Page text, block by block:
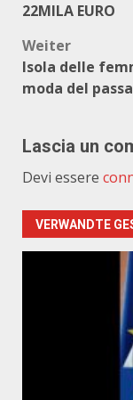
22MILA EURO
Weiter
Isola delle
moda del
Lascia un
Devi essere
VERWANDTE